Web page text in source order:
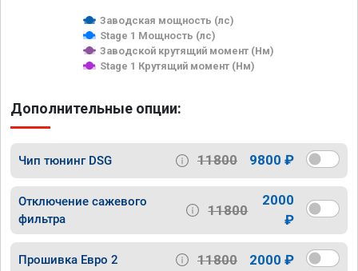
Заводская мощность (лс)
Stage 1 Мощность (лс)
Заводской крутящий момент (Нм)
Stage 1 Крутящий момент (Нм)
Дополнительные опции:
Чип тюнинг DSG 11800 9800 ₽
Отключение сажевого
фильтра
11800
2000
₽
Прошивка Евро 2 11800 2000 ₽